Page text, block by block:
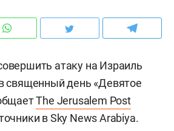
атаку на Израиль
священный день «Девятое
The Jerusalem Post
в Sky News Arabiya.